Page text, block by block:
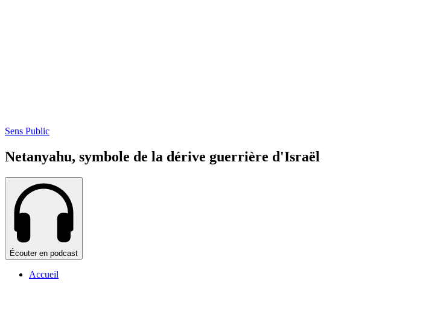
Sens Public
Netanyahu, symbole de la dérive guerrière d'Israël
Écouter en podcast
Accueil